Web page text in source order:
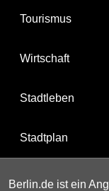
Tourismus
Wirtschaft
Stadtleben
Stadtplan
Berlin.de ist ein